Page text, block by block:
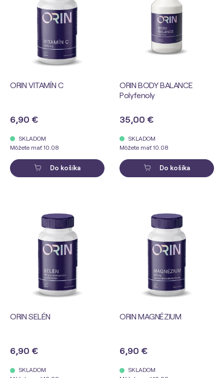
ORIN VITAMÍN C
6,90 €
SKLADOM
Môžete mať 10.08
Do košíka
ORIN BODY BALANCE
Polyfenoly
35,00 €
SKLADOM
Môžete mať 10.08
Do košíka
ORIN SELÉN
6,90 €
SKLADOM
ORIN MAGNÉZIUM
6,90 €
SKLADOM